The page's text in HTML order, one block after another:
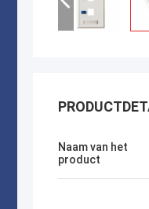
Naam van het
product